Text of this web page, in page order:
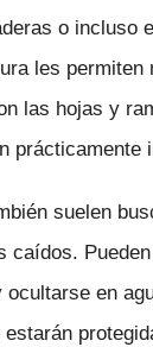
o incluso
les permiten
las hojas y
prácticamente
suelen
caídos.
en
estarán